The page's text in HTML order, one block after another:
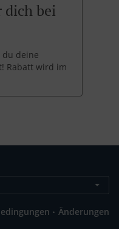
dich bei
du deine
Rabatt wird im
. Änderungen